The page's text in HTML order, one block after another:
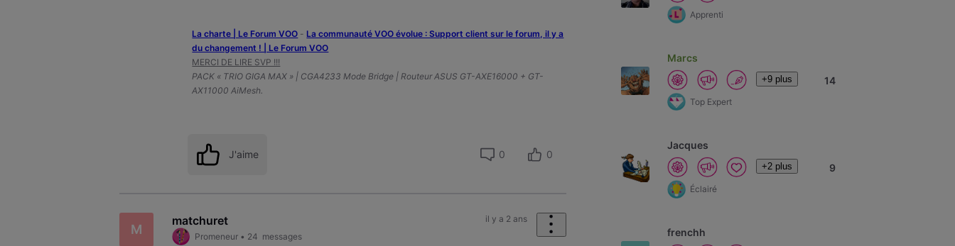
La charte | Le Forum VOO - ‎La communauté VOO évolue : Support client sur le forum, il y a
du changement ! | Le Forum VOO
MERCI DE LIRE SVP !!!
PACK « TRIO GIGA MAX » | CGA4233 Mode Bridge | Routeur ASUS GT-AXE16000 + GT-
AX11000 AiMesh.
J'aime 0 0
M
matchuret
Promeneur• 24 messages
il y a 2 ans
Apprenti
Marcs
+9 plus
Top Expert
14
Jacques
+2 plus
Éclairé
9
frenchh